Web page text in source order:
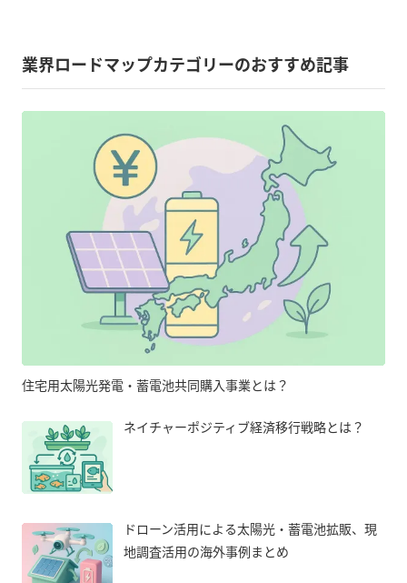
業界ロードマップカテゴリーのおすすめ記事
住宅用太陽光発電・蓄電池共同購入事業とは？
ネイチャーポジティブ経済移行戦略とは？
ドローン活用による太陽光・蓄電池拡販、現
地調査活用の海外事例まとめ